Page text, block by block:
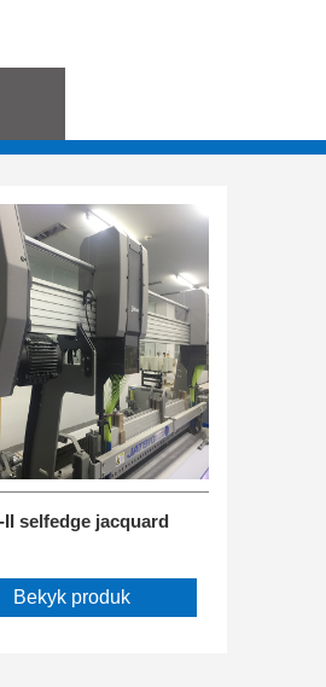
II selfedge jacquard
Bekyk produk